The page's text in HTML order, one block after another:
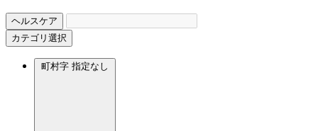
ヘルスケア
カテゴリ選択
町村字 指定なし